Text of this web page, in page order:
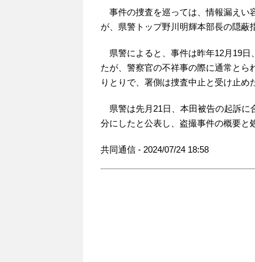
事件の捜査を巡っては、情報漏えい
が、県警トップ野川明輝本部長の隠蔽
県警によると、事件は昨年12月19日
たが、警察官の不祥事の際に通常と
りとりで、署側は捜査中止と受け止め
県警は先月21日、本田被告の起訴に
分にしたと公表し、盗撮事件の概要と
共同通信 - 2024/07/24 18:58